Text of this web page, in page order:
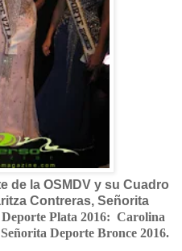
de la OSMDV y su Cuadro
Contreras, Señorita
Plata 2016: Carolina
Deporte Bronce 2016.